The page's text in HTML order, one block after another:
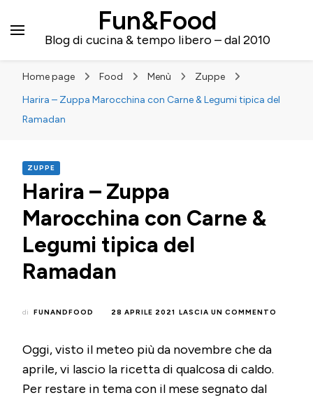
Fun&Food
Blog di cucina & tempo libero – dal 2010
Home page Food Menù
Zuppe
Harira – Zuppa Marocchina con Carne & Legumi tipica del
Ramadan
ZUPPE
Harira – Zuppa
Marocchina con Carne &
Legumi tipica del
Ramadan
di FUNANDFOOD 28 APRILE 2021 LASCIA UN COMMENTO
Oggi, visto il meteo più da novembre che da
aprile, vi lascio la ricetta di qualcosa di caldo.
Per restare in tema con il mese segnato dal